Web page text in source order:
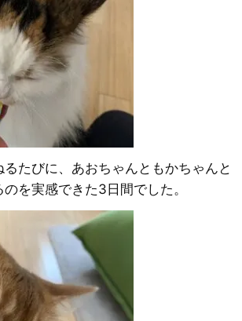
たびに、あおちゃんともかちゃんと
を実感できた3日間でした。